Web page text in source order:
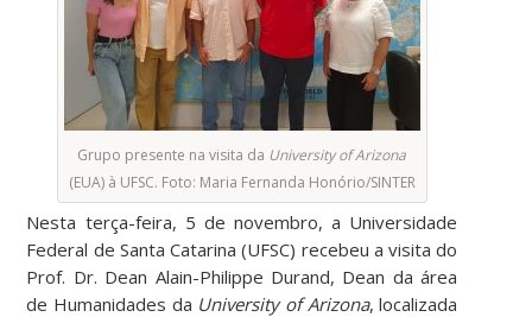
Grupo presente na visita da University of Arizona
(EUA) à UFSC. Foto: Maria Fernanda Honório/SINTER
Nesta terça-feira, 5 de novembro, a Universidade
Federal de Santa Catarina (UFSC) recebeu a visita do
Prof. Dr. Dean Alain-Philippe Durand, Dean da área
de Humanidades da University of Arizona, localizada